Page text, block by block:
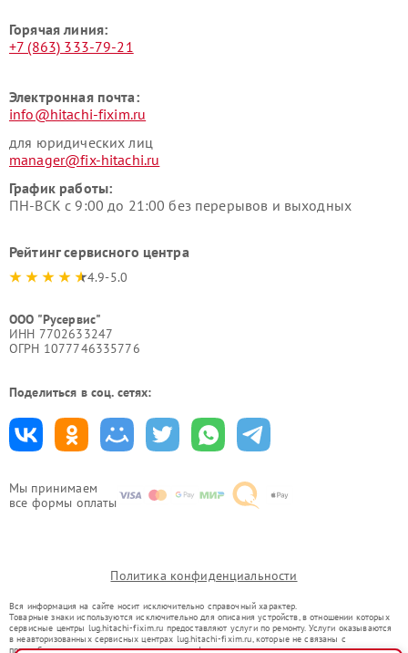
Мы принимаем
все формы оплаты
Горячая линия:
+7 (863) 333-79-21
Электронная почта:
info@hitachi-fixim.ru
для юридических лиц
manager@fix-hitachi.ru
График работы:
ПН-ВСК с 9:00 до 21:00 без перерывов и выходных
Рейтинг сервисного центра
4.9-5.0
ООО "Русервис"
ИНН 7702633247
ОГРН 1077746335776
Поделиться в соц. сетях:
Политика конфиденциальности
Вся информация на сайте носит исключительно справочный характер.
Товарные знаки используются исключительно для описания устройств, в отношении которых
сервисные центры lug.hitachi-fixim.ru предоставляют услуги по ремонту. Услуги оказываются
в неавторизованных сервисных центрах lug.hitachi-fixim.ru, которые не связаны с
правообладателями товарных знаков или их официальными представителями.